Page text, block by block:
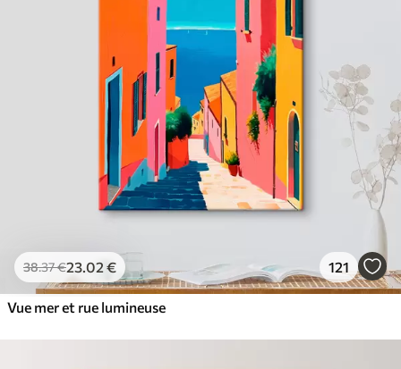
38.37€23.02 € 121
Vue mer et rue lumineuse